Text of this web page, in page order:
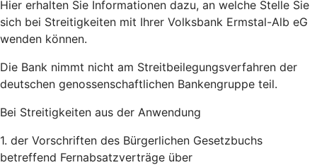
Hier erhalten Sie Informationen dazu, an welche Stelle Sie
sich bei Streitigkeiten mit Ihrer Volksbank Ermstal-Alb eG
wenden können.
Die Bank nimmt nicht am Streitbeilegungsverfahren der
deutschen genossenschaftlichen Bankengruppe teil.
Bei Streitigkeiten aus der Anwendung
1. der Vorschriften des Bürgerlichen Gesetzbuchs
betreffend Fernabsatzverträge über